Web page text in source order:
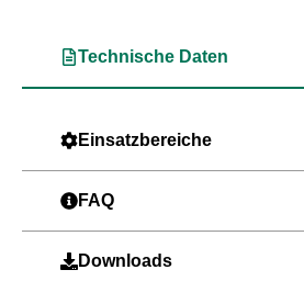
Technische Daten
Einsatzbereiche
FAQ
Downloads